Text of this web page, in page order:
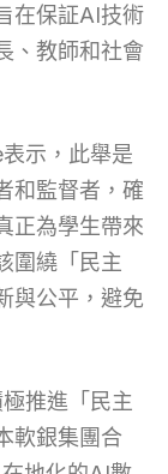
在保証AI技術
、教師和社會
示，此舉是
和監督者，確
正為學生帶來
圍繞「民主
與公平，避免
推進「民主
軟銀集團合